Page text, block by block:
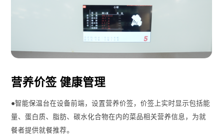
营养价签 健康管理
●智能保温台在设备前端，设置营养价签，价签上实时显示包括能
量、蛋白质、脂肪、碳水化合物在内的菜品相关营养信息，为就
餐者提供就餐推荐。